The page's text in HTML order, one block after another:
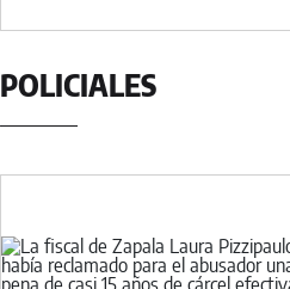
POLICIALES